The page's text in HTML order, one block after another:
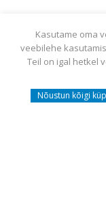
Kasutame oma
veebilehe
Teil on igal hetkel
Nõustun kõigi